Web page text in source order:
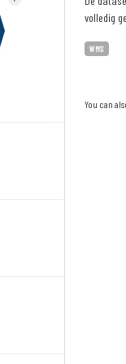
volledig
WMS
You can